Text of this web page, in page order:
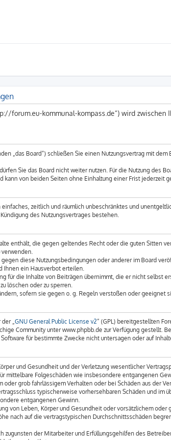
forum.eu-kommunal-kompass.de“) wird
„das Board“) schließen Sie einen Nutzungsvertrag mit
Sie das Board nicht weiter nutzen. Für die Nutzung des
von beiden Seiten ohne Einhaltung einer Frist jederzeit
zeitlich und räumlich unbeschränktes und
des Nutzungsvertrages bestehen.
enthält, die gegen geltendes Recht oder die guten Sitten
diese Nutzungsbedingungen oder anderer im Board
Ihnen ein Hausverbot erteilen.
für die Inhalte von Beiträgen übernimmt, die er nicht selbst
löschen oder zu sperren.
sofern sie gegen o. g. Regeln verstoßen oder geeignet
„GNU General Public License v2“ (GPL) bereitgestellten
Community unter www.phpbb.de zur Verfügung gestellt.
für bestimmte Zwecke nicht untersagen oder auf
und Gesundheit und der Verletzung wesentlicher
mittelbare Folgeschäden wie insbesondere entgangenen
grob fahrlässigem Verhalten oder bei Schäden aus der
typischerweise vorhersehbaren Schäden und im
entgangenen Gewinn.
von Leben, Körper und Gesundheit oder vorsätzlichem
nach auf die vertragstypischen Durchschnittsschäden
zugunsten der Mitarbeiter und Erfüllungsgehilfen des